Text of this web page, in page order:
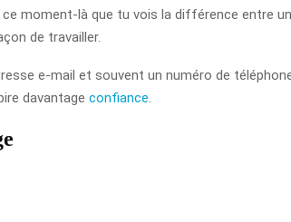
moment-là que tu vois la différence entre
de travailler.
e-mail et souvent un numéro de
davantage confiance